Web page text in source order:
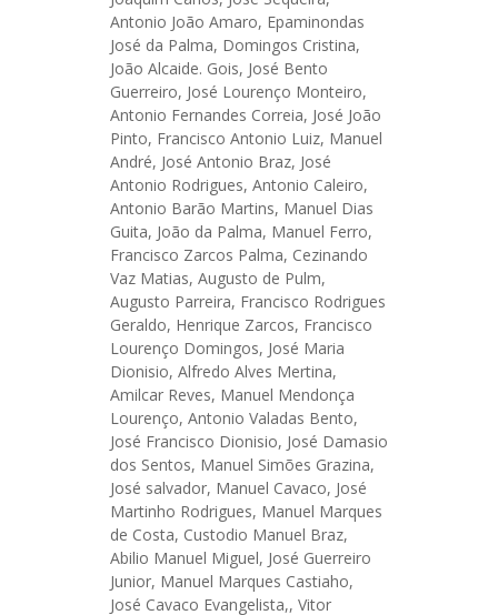
Antonio João Amaro, Epaminondas
José da Palma, Domingos Cristina,
João Alcaide. Gois, José Bento
Guerreiro, José Lourenço Monteiro,
Antonio Fernandes Correia, José João
Pinto, Francisco Antonio Luiz, Manuel
André, José Antonio Braz, José
Antonio Rodrigues, Antonio Caleiro,
Antonio Barão Martins, Manuel Dias
Guita, João da Palma, Manuel Ferro,
Francisco Zarcos Palma, Cezinando
Vaz Matias, Augusto de Pulm,
Augusto Parreira, Francisco Rodrigues
Geraldo, Henrique Zarcos, Francisco
Lourenço Domingos, José Maria
Dionisio, Alfredo Alves Mertina,
Amilcar Reves, Manuel Mendonça
Lourenço, Antonio Valadas Bento,
José Francisco Dionisio, José Damasio
dos Sentos, Manuel Simões Grazina,
José salvador, Manuel Cavaco, José
Martinho Rodrigues, Manuel Marques
de Costa, Custodio Manuel Braz,
Abilio Manuel Miguel, José Guerreiro
Junior, Manuel Marques Castiaho,
José Cavaco Evangelista,, Vitor